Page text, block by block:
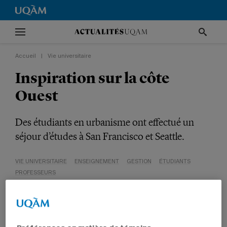
Accueil Vie universitaire
Inspiration sur la côte
Ouest
Des étudiants en urbanisme ont effectué un
séjour d’études à San Francisco et Seattle.
VIE UNIVERSITAIRE ENSEIGNEMENT GESTION
ÉTUDIANTS
PROFESSEURS